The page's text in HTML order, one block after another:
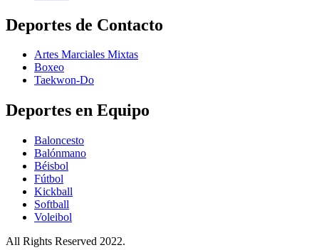
Deportes de Contacto
Artes Marciales Mixtas
Boxeo
Taekwon-Do
Deportes en Equipo
Baloncesto
Balónmano
Béisbol
Fútbol
Kickball​
Softball​
Voleibol​
All Rights Reserved 2022.